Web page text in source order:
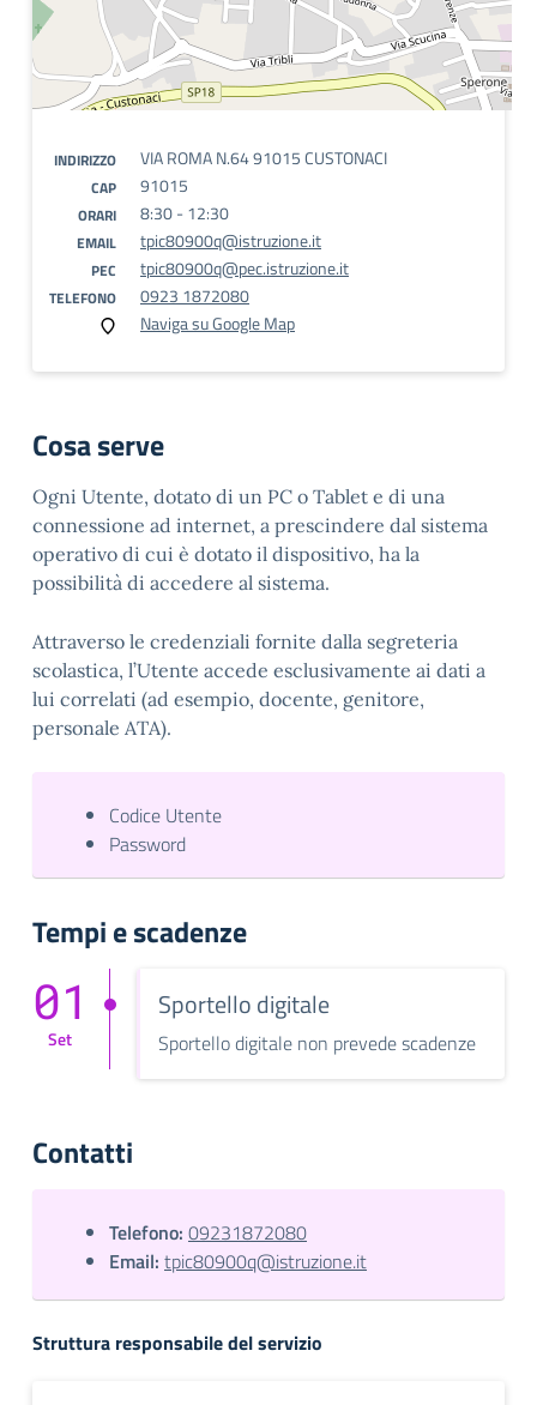
INDIRIZZO VIA ROMA N.64 91015 CUSTONACI
CAP 91015
ORARI 8:30 - 12:30
EMAIL tpic80900q@istruzione.it
PEC tpic80900q@pec.istruzione.it
TELEFONO
0923 1872080
Naviga su Google Map
Cosa serve
Ogni Utente, dotato di un PC o Tablet e di una
connessione ad internet, a prescindere dal sistema
operativo di cui è dotato il dispositivo, ha la
possibilità di accedere al sistema.
Attraverso le credenziali fornite dalla segreteria
scolastica, l’Utente accede esclusivamente ai dati a
lui correlati (ad esempio, docente, genitore,
personale ATA).
Codice Utente
Password
Tempi e scadenze
01
Set
Sportello digitale
Sportello digitale non prevede scadenze
Contatti
Telefono: 09231872080
Email: tpic80900q@istruzione.it
Struttura responsabile del servizio